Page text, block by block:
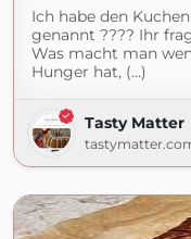
Ich habe den
genannt ???? Ihr
Was macht man
Hunger hat, (...)
Tasty Matter